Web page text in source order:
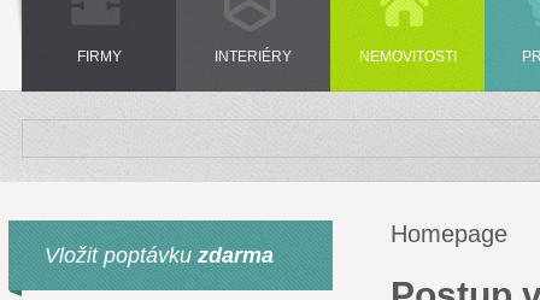
FIRMY INTERIÉRY NEMOVITOSTI
Vložit poptávku zdarma
Homepage